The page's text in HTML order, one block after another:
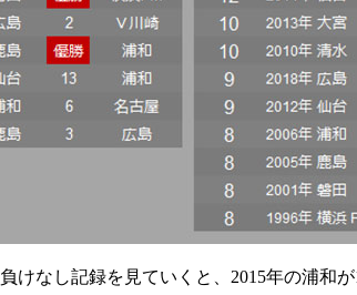
けなし記録を見ていくと、2015年の浦和